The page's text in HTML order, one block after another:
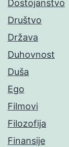
Dostojanstvo
Društvo
Država
Duhovnost
Duša
Ego
Filmovi
Filozofija
Finansije